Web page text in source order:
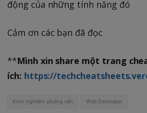
động của những tính năng đó
Cảm ơn các bạn đã đọc
**Mình xin share một trang
ích: https://
Kinh nghiệm phỏng vấn Web Developer